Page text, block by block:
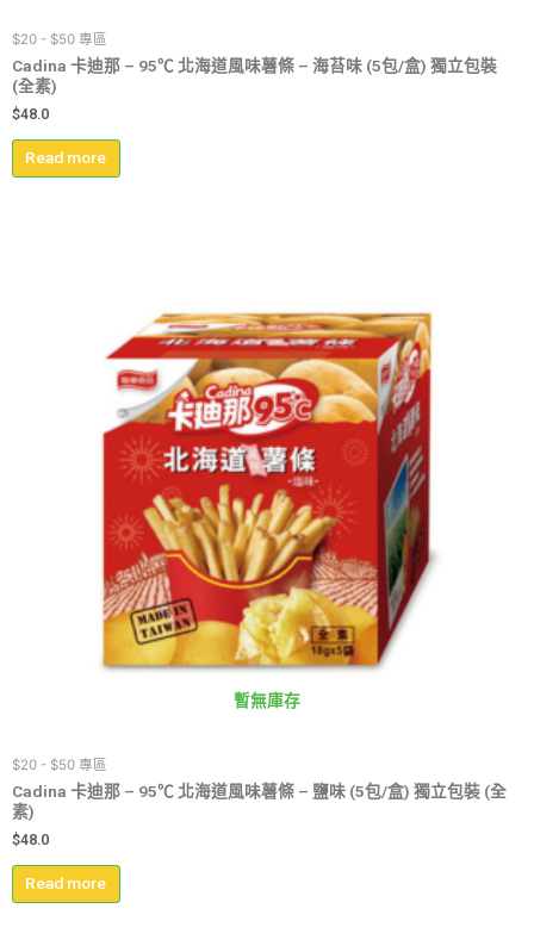
$20 - $50 專區
Cadina 卡迪那 – 95℃ 北海道風味薯條 – 海苔味 (5包/盒) 獨立包裝
(全素)
$48.0
Read more
暫無庫存
$20 - $50 專區
Cadina 卡迪那 – 95℃ 北海道風味薯條 – 鹽味 (5包/盒) 獨立包裝 (全
素)
$48.0
Read more